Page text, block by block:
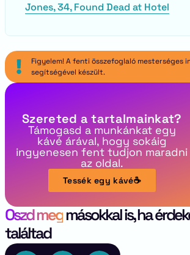
Jones, 34, Found Dead at Hotel
Figyelem! A fenti összefoglaló mesterséges
segítségével készült.
Szereted a tartalmainkat?
Támogasd a munkánkat egy
kávé árával, hogy sokáig
ingyenesen fent tudjon maradni
az oldal.
Tessék egy kávé☕
Oszd megmásokkal is, ha
találtad